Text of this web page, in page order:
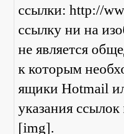
ссылки: http://
ссылку ни на
не является
к которым
ящики Hotmail
указания
[img].